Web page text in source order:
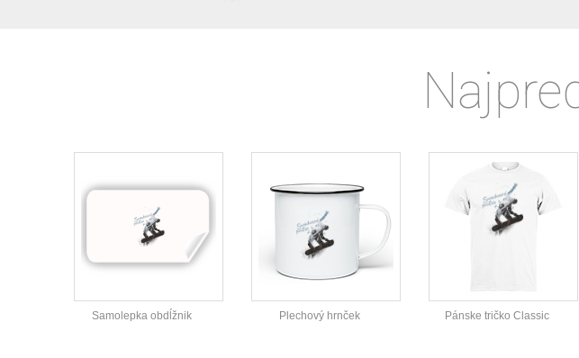
Samolepka obdĺžnik Plechový hrnček Pánske tričko Classic